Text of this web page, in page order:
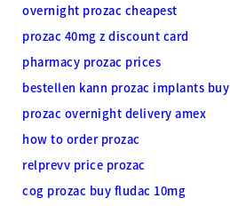
overnight prozac cheapest
prozac 40mg z discount card
pharmacy prozac prices
bestellen kann prozac implants buy
prozac overnight delivery amex
how to order prozac
relprevv price prozac
cog prozac buy fludac 10mg